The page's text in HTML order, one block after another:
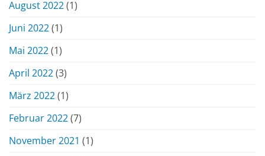
August 2022(1)
Juni 2022(1)
Mai 2022(1)
April 2022(3)
März 2022(1)
Februar 2022(7)
November 2021 (1)